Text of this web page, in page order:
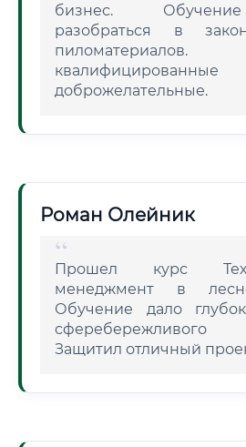
бизнес.
разобраться в
пиломатериалов.
доброжелательные.
Роман Олейник
Прошел курс
менеджмент в
Обучение дало
сферебережливого
Защитил отличный